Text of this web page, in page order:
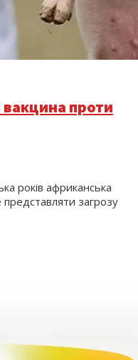
проти
років африканська
загрозу